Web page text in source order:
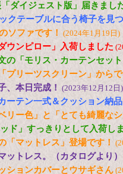
ダイジェスト版」届きまし
クテーブルに合う椅子を見
ソファです！ (2024年1月19日)
ウンピロー」入荷しました
の「モリス・カーテンセッ
プリーツスクリーン」から
、本日完成！ (2023年12月12日)
ーテン一式＆クッション納
リー色」と「とても綺麗な
ド」すっきりとして入荷し
「マットレス」登場です！
ットレス。（カタログより）
ションカバーとウサギさん